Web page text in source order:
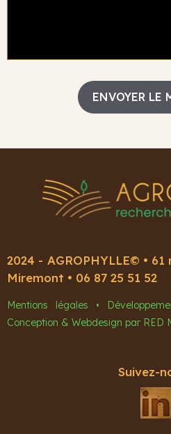
2024 - AGROPHYLLE© •
Miremont • 06 87 25 51 52
Mentions légales •
Conception & Webdesign par RED
Suivez-